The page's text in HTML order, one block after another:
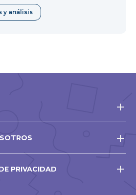
y análisis
PRIVACIDAD